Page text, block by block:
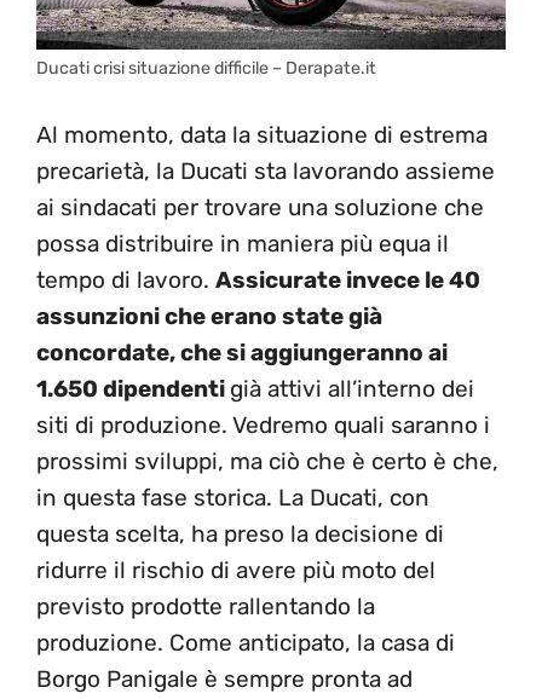
Ducati crisi situazione difficile – Derapate.it
Al momento, data la situazione di estrema
precarietà, la Ducati sta lavorando assieme
ai sindacati per trovare una soluzione che
possa distribuire in maniera più equa il
tempo di lavoro. Assicurate invece le 40
assunzioni che erano state già
concordate, che si aggiungeranno ai
1.650 dipendenti già attivi all’interno dei
siti di produzione. Vedremo quali saranno i
prossimi sviluppi, ma ciò che è certo è che,
in questa fase storica. La Ducati, con
questa scelta, ha preso la decisione di
ridurre il rischio di avere più moto del
previsto prodotte rallentando la
produzione. Come anticipato, la casa di
Borgo Panigale è sempre pronta ad